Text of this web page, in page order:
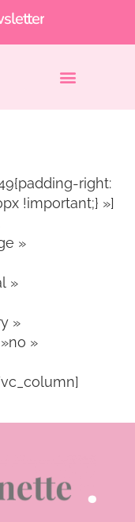
right:
!important;} »]
»
»
»
»